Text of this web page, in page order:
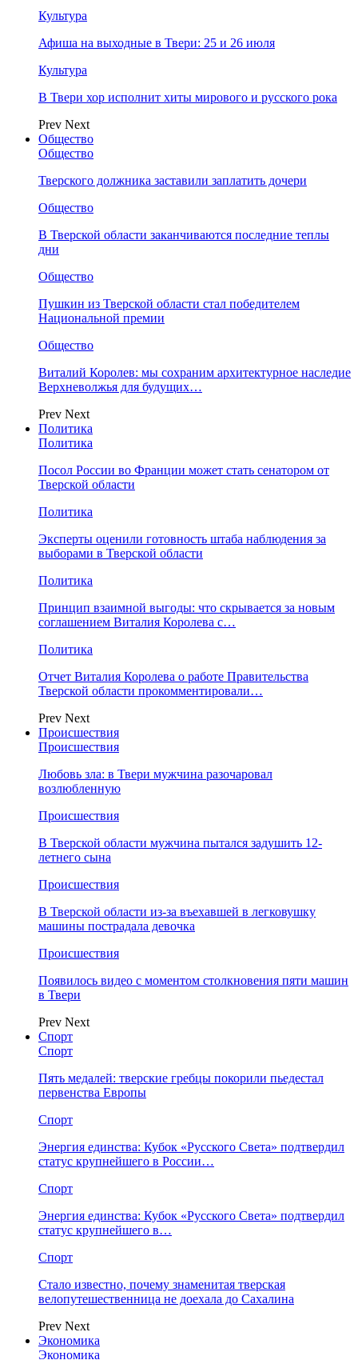
Культура
Афиша на выходные в Твери: 25 и 26 июля
Культура
В Твери хор исполнит хиты мирового и русского рока
Prev Next
Общество
Общество
Тверского должника заставили заплатить дочери
Общество
В Тверской области заканчиваются последние теплы
дни
Общество
Пушкин из Тверской области стал победителем
Национальной премии
Общество
Виталий Королев: мы сохраним архитектурное наследие
Верхневолжья для будущих…
Prev Next
Политика
Политика
Посол России во Франции может стать сенатором от
Тверской области
Политика
Эксперты оценили готовность штаба наблюдения за
выборами в Тверской области
Политика
Принцип взаимной выгоды: что скрывается за новым
соглашением Виталия Королева с…
Политика
Отчет Виталия Королева о работе Правительства
Тверской области прокомментировали…
Prev Next
Происшествия
Происшествия
Любовь зла: в Твери мужчина разочаровал
возлюбленную
Происшествия
В Тверской области мужчина пытался задушить 12-
летнего сына
Происшествия
В Тверской области из-за въехавшей в легковушку
машины пострадала девочка
Происшествия
Появилось видео с моментом столкновения пяти машин
в Твери
Prev Next
Спорт
Спорт
Пять медалей: тверские гребцы покорили пьедестал
первенства Европы
Спорт
Энергия единства: Кубок «Русского Света» подтвердил
статус крупнейшего в России…
Спорт
Энергия единства: Кубок «Русского Света» подтвердил
статус крупнейшего в…
Спорт
Стало известно, почему знаменитая тверская
велопутешественница не доехала до Сахалина
Prev Next
Экономика
Экономика